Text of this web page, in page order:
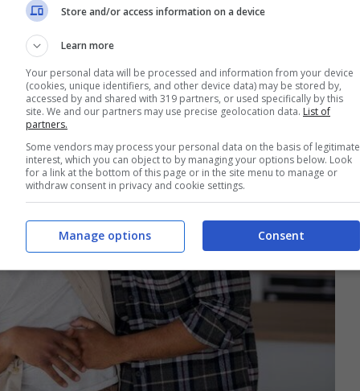
Store and/or access information on a device
Learn more
Your personal data will be processed and information from your device
(cookies, unique identifiers, and other device data) may be stored by,
accessed by and shared with 319 partners, or used specifically by this
site. We and our partners may use precise geolocation data. List of
partners.
Some vendors may process your personal data on the basis of legitimate
interest, which you can object to by managing your options below. Look
for a link at the bottom of this page or in the site menu to manage or
withdraw consent in privacy and cookie settings.
Consent
Manage options